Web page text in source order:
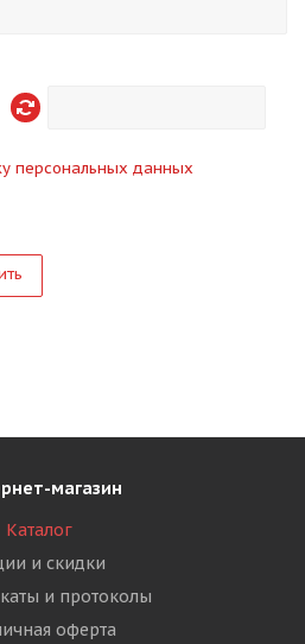
персональных данных
магазин
Каталог
и скидки
и протоколы
оферта